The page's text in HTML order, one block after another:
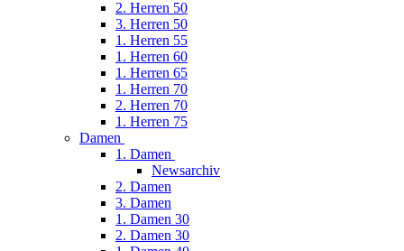
2. Herren 50
3. Herren 50
1. Herren 55
1. Herren 60
1. Herren 65
1. Herren 70
2. Herren 70
1. Herren 75
Damen
1. Damen
Newsarchiv
2. Damen
3. Damen
1. Damen 30
2. Damen 30